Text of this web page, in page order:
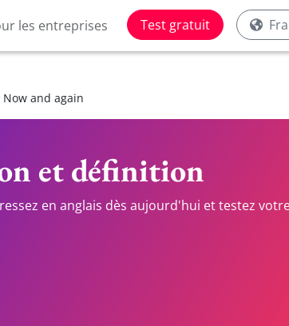
les entreprises Test gratuit
Now and again
et définition
en anglais dès aujourd'hui et testez